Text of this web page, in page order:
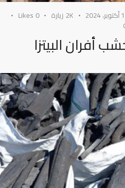
2K زيارة 0
Likes
أفران البيتزا